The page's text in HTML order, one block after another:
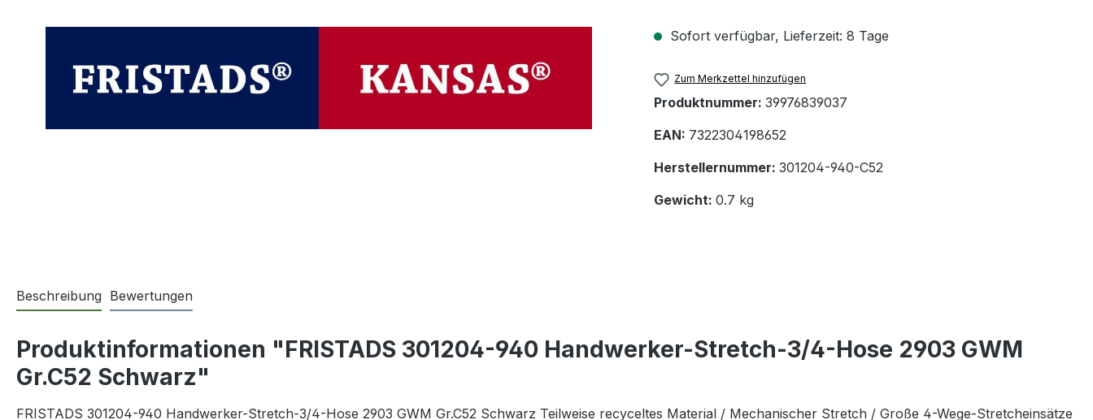
Sofort verfügbar, Lieferzeit: 8 Tage
Zum Merkzettel hinzufügen
Produktnummer: 39976839037
EAN: 7322304198652
Herstellernummer: 301204-940-C52
Gewicht: 0.7 kg
Beschreibung Bewertungen
Produktinformationen "FRISTADS 301204-940 Handwerker-Stretch-3/4-Hose 2903 GWM
Gr.C52 Schwarz"
FRISTADS 301204-940 Handwerker-Stretch-3/4-Hose 2903 GWM Gr.C52 Schwarz Teilweise recyceltes Material / Mechanischer Stretch / Große 4-Wege-Stretcheinsätze